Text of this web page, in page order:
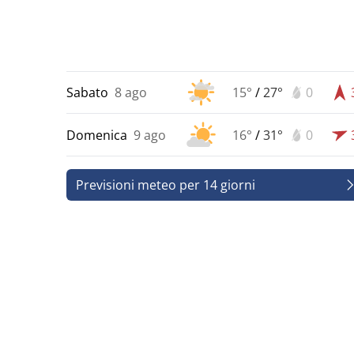
Sabato 8 ago 15° /27° 0
Domenica 9 ago 16° /31° 0
Previsioni meteo per 14 giorni